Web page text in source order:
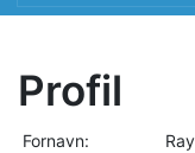
Profil
Fornavn: